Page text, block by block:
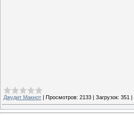
Джудит Макнот | Просмотров: 2133 | Загрузок: 351 |